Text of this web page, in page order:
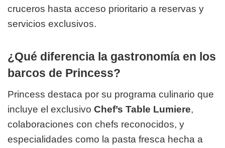
cruceros hasta acceso prioritario a reservas y
servicios exclusivos.
¿Qué diferencia la gastronomía en los
barcos de Princess?
Princess destaca por su programa culinario que
incluye el exclusivo Chef’s Table Lumiere,
colaboraciones con chefs reconocidos, y
especialidades como la pasta fresca hecha a